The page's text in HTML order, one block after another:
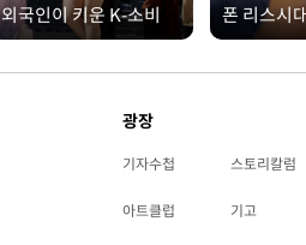
외국인이 키운 K-소비 폰 리스시
광장
기자수첩 스토리칼럼
아트클럽 기고